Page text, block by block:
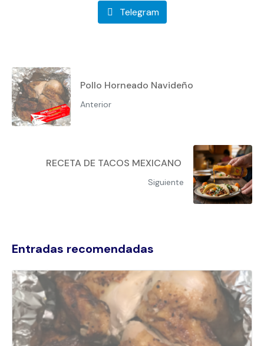
Telegram
Pollo Horneado Navideño
Anterior
RECETA DE TACOS MEXICANO
Siguiente
Entradas recomendadas